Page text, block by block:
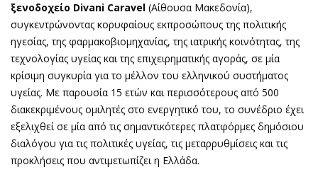
ξενοδοχείο Divani Caravel (Αίθουσα Μακεδονία),
συγκεντρώνοντας κορυφαίους εκπροσώπους της πολιτικής
ηγεσίας, της φαρμακοβιομηχανίας, της ιατρικής κοινότητας, της
τεχνολογίας υγείας και της επιχειρηματικής αγοράς, σε μία
κρίσιμη συγκυρία για το μέλλον του ελληνικού συστήματος
υγείας. Με παρουσία 15 ετών και περισσότερους από 500
διακεκριμένους ομιλητές στο ενεργητικό του, το συνέδριο έχει
εξελιχθεί σε μία από τις σημαντικότερες πλατφόρμες δημόσιου
διαλόγου για τις πολιτικές υγείας, τις μεταρρυθμίσεις και τις
προκλήσεις που αντιμετωπίζει η Ελλάδα.